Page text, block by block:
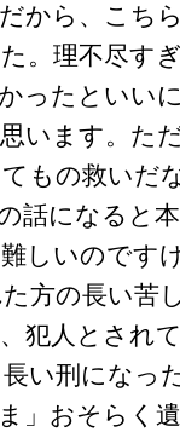
から、こち
。理不尽す
ったといい
います。た
もの救いだ
話になると
しいのです
方の長い苦
犯人とされ
い刑になっ
」おそらく